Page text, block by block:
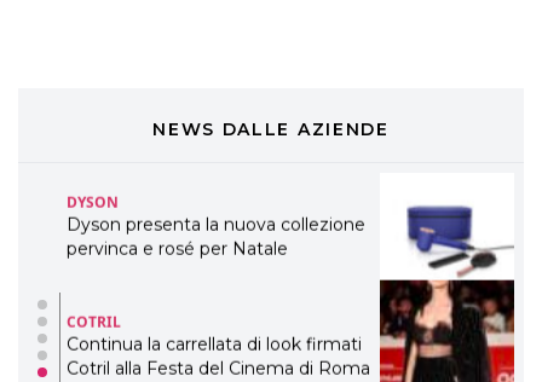
NEWS DALLE AZIENDE
WELLNESS CONGRESS 2022: I
DYSON
Dyson presenta la nuova collezione
pervinca e rosé per Natale
COTRIL
Continua la carrellata di look firmati
Cotril alla Festa del Cinema di Roma